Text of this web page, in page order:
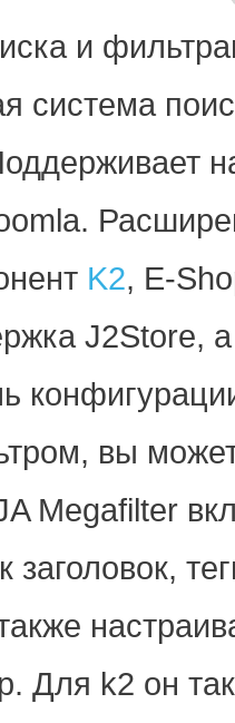
и
система
K2, E-
J2Store,
вы
Megafilter
заголовок,
Для k2 он